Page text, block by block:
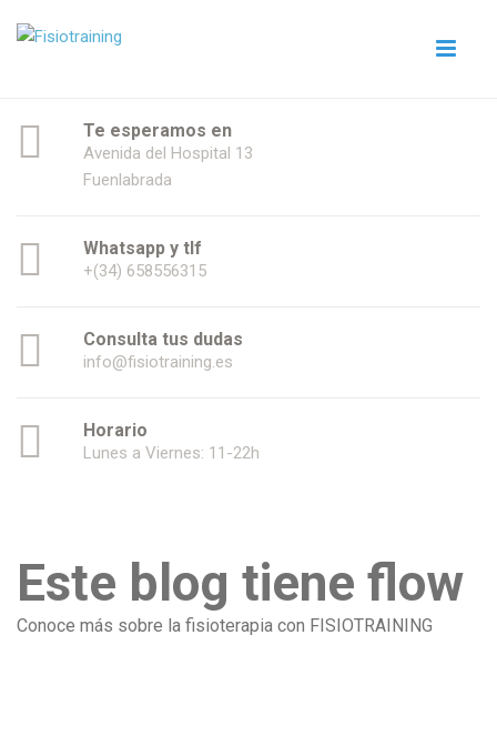
Te esperamos en
Avenida del Hospital 13
Fuenlabrada
Whatsapp y tlf
+(34) 658556315
Consulta tus dudas
info@fisiotraining.es
Horario
Lunes a Viernes: 11-22h
Este blog tiene flow
Conoce más sobre la fisioterapia con FISIOTRAINING